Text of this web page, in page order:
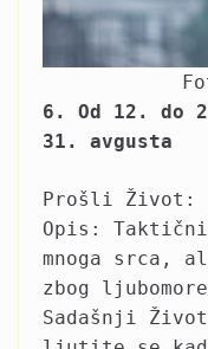
6. Od 12. do
31. avgusta
Prošli Život:
Opis:
mnoga srca,
zbog
Sadašnji